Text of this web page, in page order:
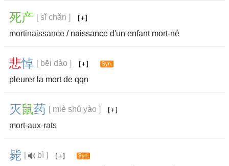
死产 [ sǐ chǎn ]
mortinaissance / naissance d'un enfant mort-né
悲悼 [ bēi dào ]
pleurer la mort de qqn
灭鼠药 [ miè shǔ yào ]
mort-aux-rats
毙 [
bì ]